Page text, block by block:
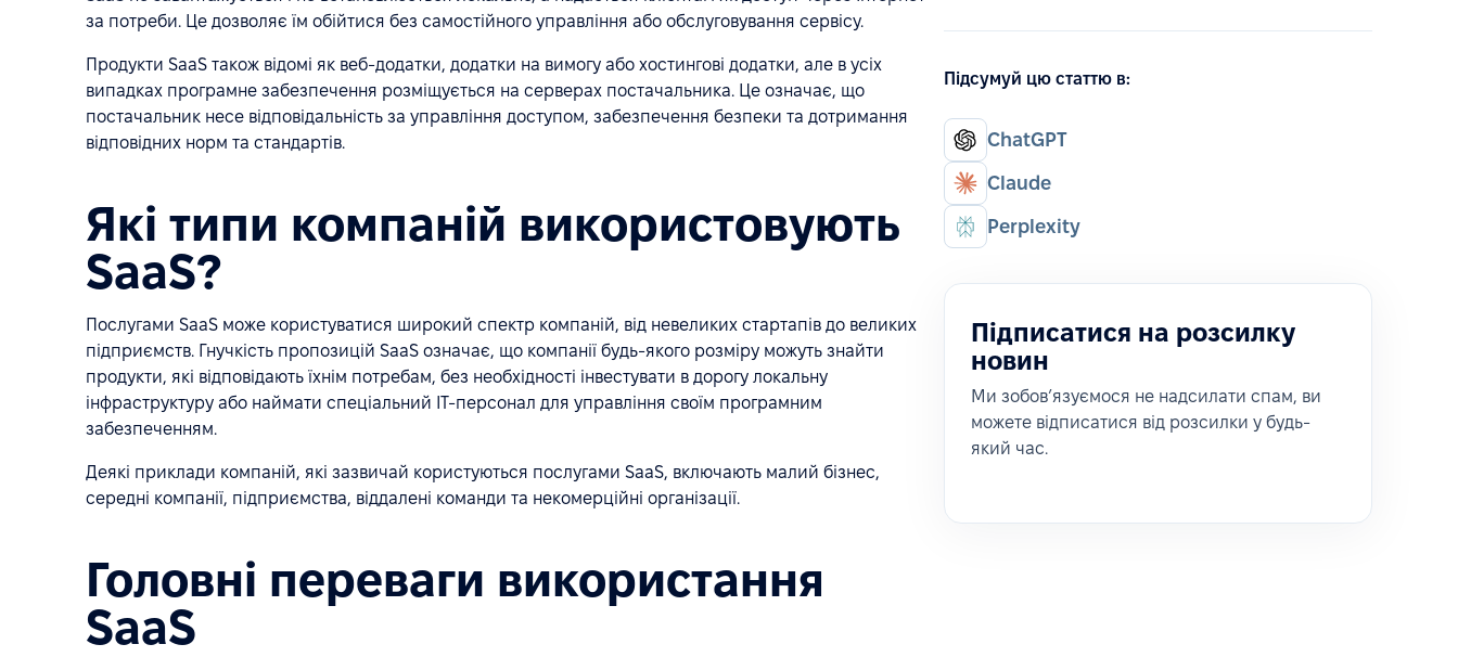
за потреби. Це дозволяє їм обійтися без самостійного управління або обслуговування сервісу.
Продукти SaaS також відомі як веб-додатки, додатки на вимогу або хостингові додатки, але в усіх
випадках програмне забезпечення розміщується на серверах постачальника. Це означає, що
постачальник несе відповідальність за управління доступом, забезпечення безпеки та дотримання
відповідних норм та стандартів.
Які типи компаній використовують
SaaS?
Послугами SaaS може користуватися широкий спектр компаній, від невеликих стартапів до великих
підприємств. Гнучкість пропозицій SaaS означає, що компанії будь-якого розміру можуть знайти
продукти, які відповідають їхнім потребам, без необхідності інвестувати в дорогу локальну
інфраструктуру або наймати спеціальний ІТ-персонал для управління своїм програмним
забезпеченням.
Деякі приклади компаній, які зазвичай користуються послугами SaaS, включають малий бізнес,
середні компанії, підприємства, віддалені команди та некомерційні організації.
Головні переваги використання
SaaS
Підсумуй цю статтю в:
ChatGPT
Claude
Perplexity
Підписатися на розсилку
новин
Ми зобовʼязуємося не надсилати спам, ви
можете відписатися від розсилки у будь-
який час.